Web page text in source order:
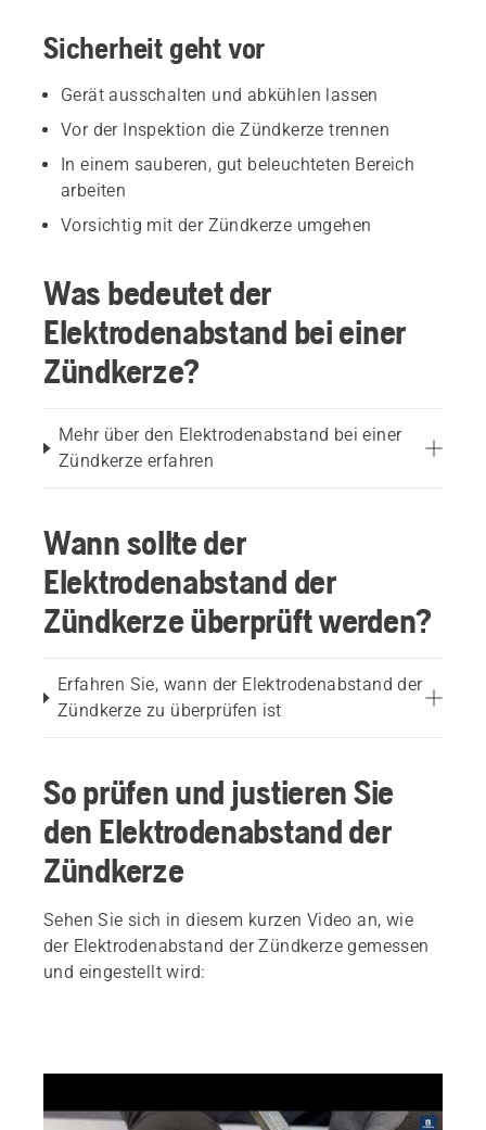
Sicherheit geht vor
Gerät ausschalten und abkühlen lassen
Vor der Inspektion die Zündkerze trennen
In einem sauberen, gut beleuchteten Bereich
arbeiten
Vorsichtig mit der Zündkerze umgehen
Was bedeutet der
Elektrodenabstand bei einer
Zündkerze?
Mehr über den Elektrodenabstand bei einer
Zündkerze erfahren
Wann sollte der
Elektrodenabstand der
Zündkerze überprüft werden?
Erfahren Sie, wann der Elektrodenabstand der
Zündkerze zu überprüfen ist
So prüfen und justieren Sie
den Elektrodenabstand der
Zündkerze
Sehen Sie sich in diesem kurzen Video an, wie
der Elektrodenabstand der Zündkerze gemessen
und eingestellt wird: